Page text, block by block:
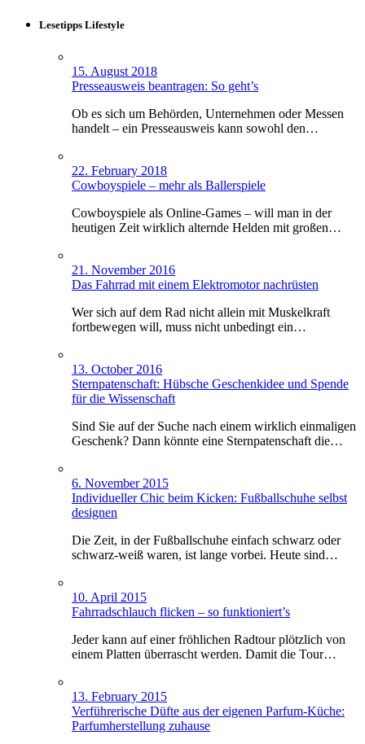
Lesetipps Lifestyle
15. August 2018
Presseausweis beantragen: So geht’s
Ob es sich um Behörden, Unternehmen oder Messen
handelt – ein Presseausweis kann sowohl den…
22. February 2018
Cowboyspiele – mehr als Ballerspiele
Cowboyspiele als Online-Games – will man in der
heutigen Zeit wirklich alternde Helden mit großen…
21. November 2016
Das Fahrrad mit einem Elektromotor nachrüsten
Wer sich auf dem Rad nicht allein mit Muskelkraft
fortbewegen will, muss nicht unbedingt ein…
13. October 2016
Sternpatenschaft: Hübsche Geschenkidee und Spende
für die Wissenschaft
Sind Sie auf der Suche nach einem wirklich einmaligen
Geschenk? Dann könnte eine Sternpatenschaft die…
6. November 2015
Individueller Chic beim Kicken: Fußballschuhe selbst
designen
Die Zeit, in der Fußballschuhe einfach schwarz oder
schwarz-weiß waren, ist lange vorbei. Heute sind…
10. April 2015
Fahrradschlauch flicken – so funktioniert’s
Jeder kann auf einer fröhlichen Radtour plötzlich von
einem Platten überrascht werden. Damit die Tour…
13. February 2015
Verführerische Düfte aus der eigenen Parfum-Küche:
Parfumherstellung zuhause